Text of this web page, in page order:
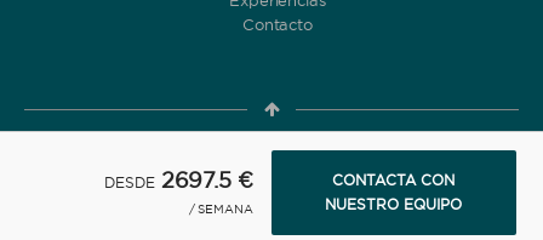
DESDE 2697.5 €
/ SEMANA
CONTACTA CON
NUESTRO EQUIPO
Contacto
© 2022 Yanpy, Inc. v2 ·Política de Privacidad· Términos y
condiciones de uso